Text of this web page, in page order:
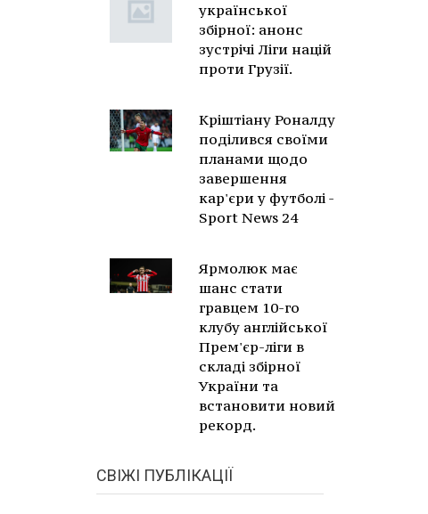
української
збірної: анонс
зустрічі Ліги націй
проти Грузії.
Кріштіану Роналду
поділився своїми
планами щодо
завершення
кар'єри у футболі -
Sport News 24
Ярмолюк має
шанс стати
гравцем 10-го
клубу англійської
Прем'єр-ліги в
складі збірної
України та
встановити новий
рекорд.
СВІЖІ ПУБЛІКАЦІЇ